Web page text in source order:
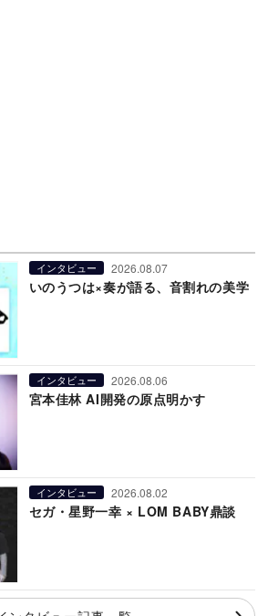
インタビュー 2026.08.07
いのうつは×奏が語る、音割れの美学
インタビュー 2026.08.06
宮本佳林 AI開発の原点明かす
インタビュー 2026.08.02
セガ・星野一幸 × LOM BABY鼎談